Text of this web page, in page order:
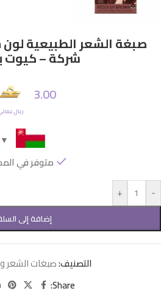
شركة – كيوت
3.00
ريال
متوفر في
-
+
إضافة إلى
التصنيف:صبغات الشعر
Share: